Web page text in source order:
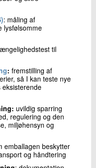
: måling af
lysfølsomme
til
: fremstilling af
så I kan teste nye
uvildig sparring
regulering og den
miljøhensyn og
emballagen beskytter
og håndtering